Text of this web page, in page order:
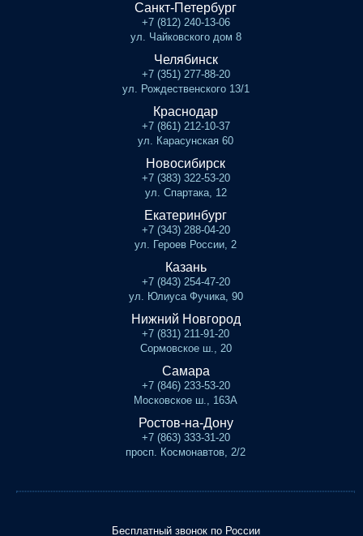
Санкт-Петербург
+7 (812) 240-13-06
ул. Чайковского дом 8
Челябинск
+7 (351) 277-88-20
ул. Рождественского 13/1
Краснодар
+7 (861) 212-10-37
ул. Карасунская 60
Новосибирск
+7 (383) 322-53-20
ул. Спартака, 12
Екатеринбург
+7 (343) 288-04-20
ул. Героев России, 2
Казань
+7 (843) 254-47-20
ул. Юлиуса Фучика, 90
Нижний Новгород
+7 (831) 211-91-20
Сормовское ш., 20
Самара
+7 (846) 233-53-20
Московское ш., 163А
Ростов-на-Дону
+7 (863) 333-31-20
просп. Космонавтов, 2/2
Бесплатный звонок по России